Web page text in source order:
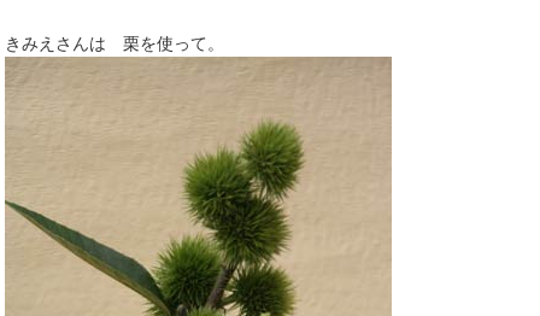
きみえさんは 栗を使って。